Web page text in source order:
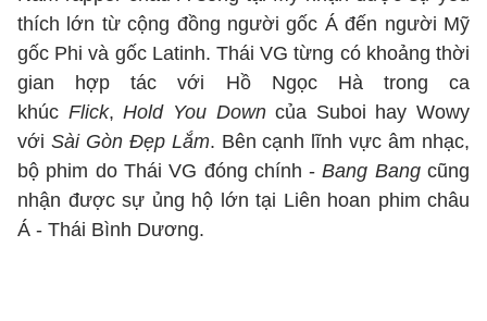
thích lớn từ cộng đồng người gốc Á đến người Mỹ
gốc Phi và gốc Latinh. Thái VG từng có khoảng thời
gian hợp tác với Hồ Ngọc Hà trong ca
khúc Flick,Hold You Downcủa Suboi hay Wowy
với Sài Gòn Đẹp Lắm. Bên cạnh lĩnh vực âm nhạc,
bộ phim do Thái VG đóng chính - Bang Bangcũng
nhận được sự ủng hộ lớn tại Liên hoan phim châu
Á - Thái Bình Dương.